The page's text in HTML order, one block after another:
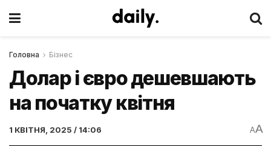
Головна Бізнес
Долар і євро дешевшають
на початку квітня
1 КВІТНЯ, 2025 / 14:06 AA